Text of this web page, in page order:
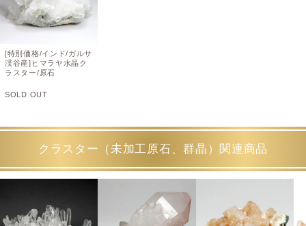
[特別価格/インド/ガルサ
渓谷産]ヒマラヤ水晶ク
ラスター/原石
SOLD OUT
クラスター（未加工原石、群晶）関連商品